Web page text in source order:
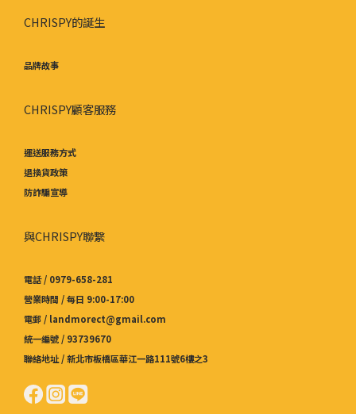
CHRISPY的誕生
品牌故事
CHRISPY顧客服務
運送服務方式
退換貨政策
防詐騙宣導
與CHRISPY聯繫
電話 / 0979-658-281
營業時間 / 每日 9:00-17:00
電郵 / landmorect@gmail.com
統一編號 / 93739670
聯絡地址 / 新北市板橋區華江一路111號6樓之3